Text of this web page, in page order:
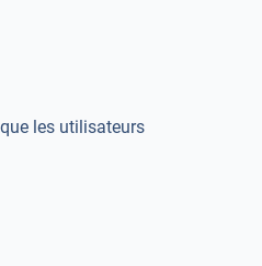
les utilisateurs